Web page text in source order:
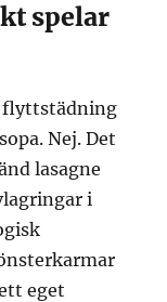
spelar
flyttstädning
Nej. Det
lasagne
i
eget